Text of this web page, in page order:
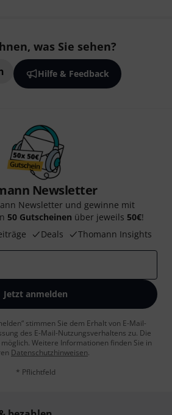
was Sie sehen?
Hilfe & Feedback
Newsletter
Newsletter und gewinne mit
50 Gutscheinen über jeweils 50€!
Deals Thomann Insights
Jetzt anmelden
stimmen Sie dem Erhalt von E-Mail-
des E-Mail-Nutzungsverhaltens zu. Die
Weitere Informationen finden Sie in
Datenschutzhinweisen.
* Pflichtfeld